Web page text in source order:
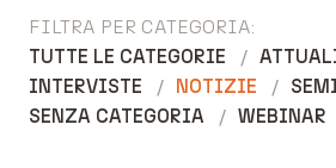
FILTRA PER CATEGORIA:
TUTTE LE CATEGORIE
INTERVISTE
NOTIZIE
SENZA CATEGORIA
WEBINAR